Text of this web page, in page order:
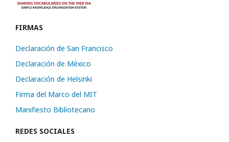
FIRMAS
Declaración de San Francisco
Declaración de México
Declaración de Helsinki
Firma del Marco del MIT
Manifiesto Bibliotecario
REDES SOCIALES